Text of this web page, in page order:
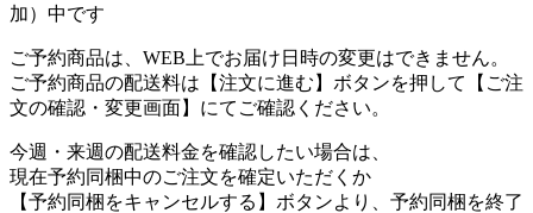
加）中です
ご予約商品は、WEB上でお届け日時の変更はできません。
ご予約商品の配送料は【注文に進む】ボタンを押して【ご注
文の確認・変更画面】にてご確認ください。
今週・来週の配送料金を確認したい場合は、
現在予約同梱中のご注文を確定いただくか
【予約同梱をキャンセルする】ボタンより、予約同梱を終了